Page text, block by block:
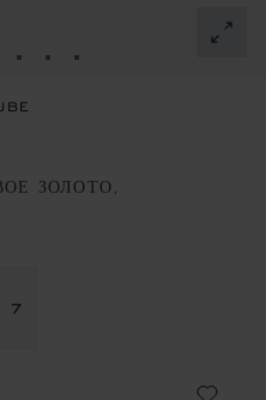
К СЛАЙДУ 1К СЛАЙДУ 2
ПЕРЕЙТИ К СЛАЙДУ
ПЕРЕЙТИ К
ПЕРЕЙТИ К
ЗОЛОТО,
7